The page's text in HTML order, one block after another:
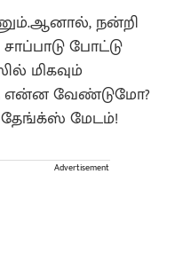
நன்றி
போட்டு
மிகவும்
என்ன வேண்டுமோ?
தேங்க்ஸ் மேடம்!
Advertisement